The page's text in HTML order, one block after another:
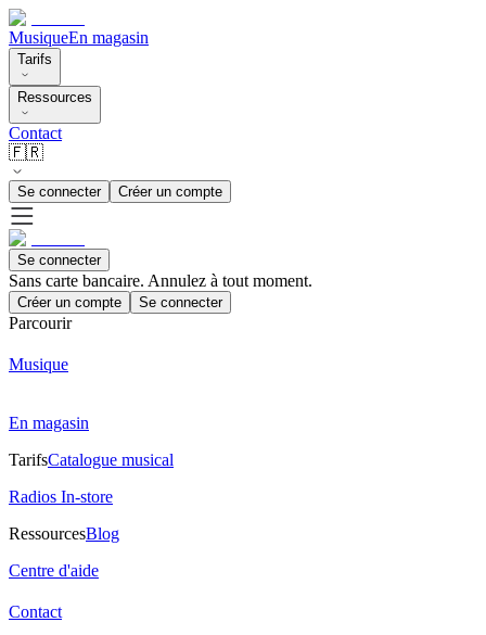
MusiqueEn magasin
Tarifs
Ressources
Contact
🇫🇷
Se connecter Créer un compte
Se connecter
Sans carte bancaire. Annulez à tout moment.
Créer un compte Se connecter
Parcourir
Musique
En magasin
TarifsCatalogue musical
Radios In-store
RessourcesBlog
Centre d'aide
Contact